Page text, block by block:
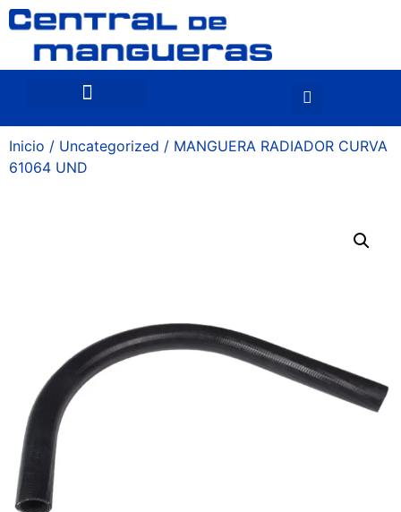
Inicio / Uncategorized / MANGUERA RADIADOR CURVA
61064 UND